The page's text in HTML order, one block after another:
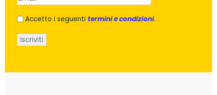
Accetto i seguenti termini e condizioni.